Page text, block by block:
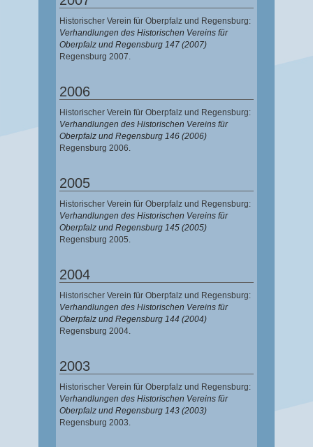
Historischer Verein für Oberpfalz und Regensburg:
Verhandlungen des Historischen Vereins für
Oberpfalz und Regensburg 147 (2007)
Regensburg 2007.
2006
Historischer Verein für Oberpfalz und Regensburg:
Verhandlungen des Historischen Vereins für
Oberpfalz und Regensburg 146 (2006)
Regensburg 2006.
2005
Historischer Verein für Oberpfalz und Regensburg:
Verhandlungen des Historischen Vereins für
Oberpfalz und Regensburg 145 (2005)
Regensburg 2005.
2004
Historischer Verein für Oberpfalz und Regensburg:
Verhandlungen des Historischen Vereins für
Oberpfalz und Regensburg 144 (2004)
Regensburg 2004.
2003
Historischer Verein für Oberpfalz und Regensburg:
Verhandlungen des Historischen Vereins für
Oberpfalz und Regensburg 143 (2003)
Regensburg 2003.